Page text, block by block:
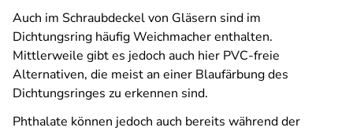
Auch im Schraubdeckel von Gläsern sind im
Dichtungsring häufig Weichmacher enthalten.
Mittlerweile gibt es jedoch auch hier PVC-freie
Alternativen, die meist an einer Blaufärbung des
Dichtungsringes zu erkennen sind.
Phthalate können jedoch auch bereits während der